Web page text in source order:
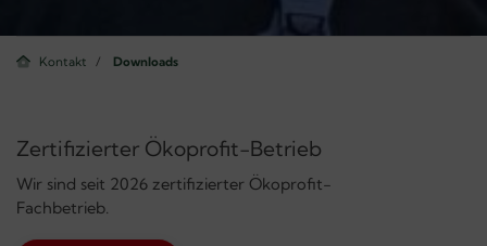
Kontakt Downloads
Zertifizierter Ökoprofit-Betrieb
Wir sind seit 2026 zertifizierter Ökoprofit-
Fachbetrieb.